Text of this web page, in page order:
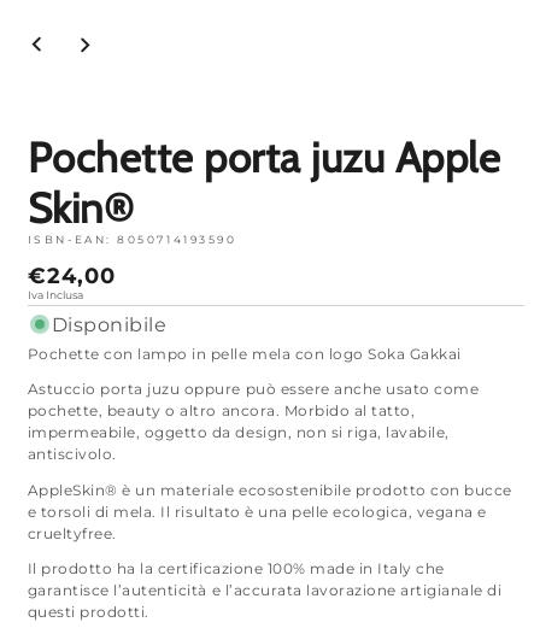
media
Pochette porta juzu Apple
Skin®
ISBN-EAN: 8050714193590
Prezzo
normale
€24,00
Iva Inclusa
Disponibile
Pochette con lampo in pelle mela con logo Soka Gakkai
Astuccio porta juzu oppure può essere anche usato come
pochette, beauty o altro ancora. Morbido al tatto,
impermeabile, oggetto da design, non si riga, lavabile,
antiscivolo.
AppleSkin® è un materiale ecosostenibile prodotto con bucce
e torsoli di mela. Il risultato è una pelle ecologica, vegana e
crueltyfree.
Il prodotto ha la certificazione 100% made in Italy che
garantisce l’autenticità e l’accurata lavorazione artigianale di
questi prodotti.